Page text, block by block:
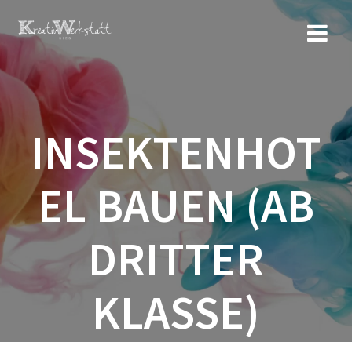
INSEKTENHOT
EL BAUEN (AB
DRITTER
KLASSE)